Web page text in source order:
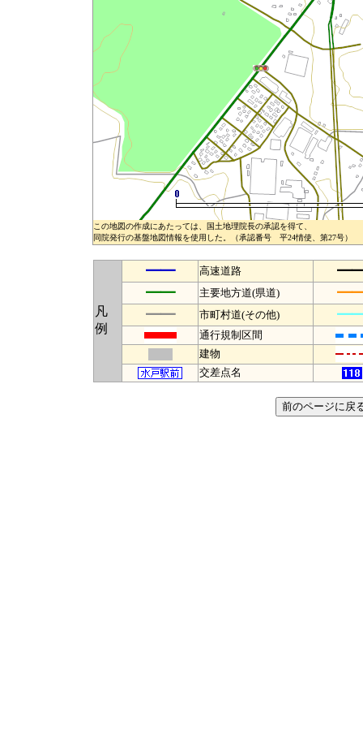
この地図の作成にあたっては、国土地理院長の承認を得て、
同院発行の基盤地図情報を使用した。（承認番号 平24情使、第27号）
凡
例
━━ 高速道路
━━
主要地方道(県道)
━━
市町村道(その他)
通行規制区間
建物
交差点名